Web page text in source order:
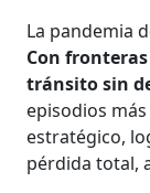
La pandemia
Con
tránsito sin
episodios
estratégico,
pérdida total,